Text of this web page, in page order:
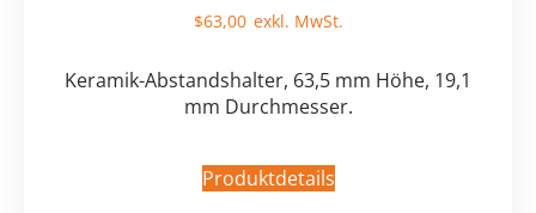
$63,00
Keramik-Abstandshalter, 63,5 mm Höhe, 19,1
mm Durchmesser.
Produktdetails